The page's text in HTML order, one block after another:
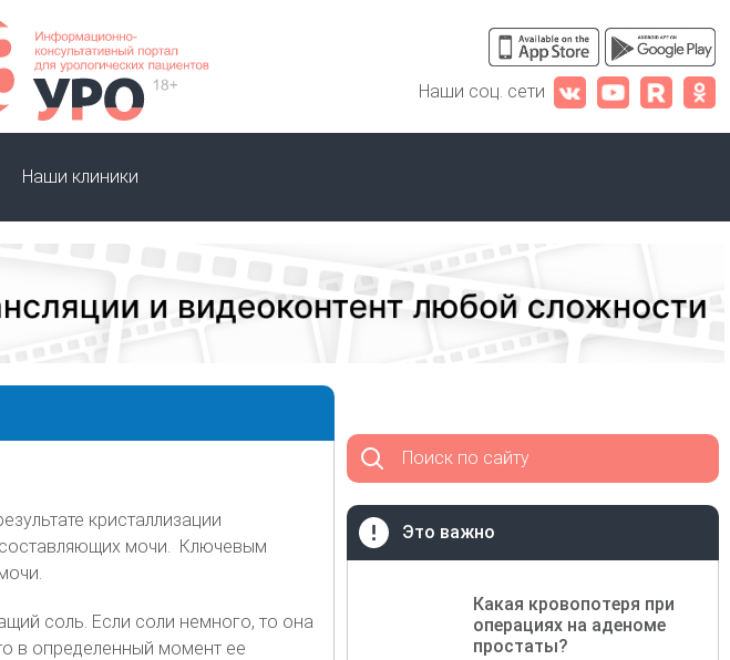
Наши соц. сети
Наши клиники
кристаллизации
мочи. Ключевым
соль. Если соли немного, то она
в определенный момент ее
Поиск по сайту
Это важно
Какая кровопотеря при
операциях на аденоме
простаты?